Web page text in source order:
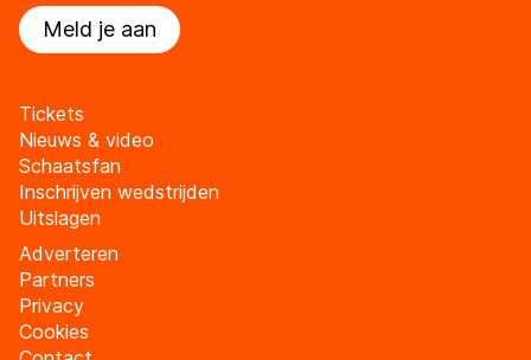
Meld je aan
Tickets
Nieuws & video
Schaatsfan
Inschrijven wedstrijden
Uitslagen
Adverteren
Partners
Privacy
Cookies